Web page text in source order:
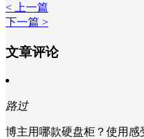
< 上一篇
下一篇 >
文章评论
路过
博主用哪款硬盘柜？使用